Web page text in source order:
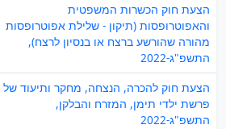
הצעת חוק הכשרות המשפטית
והאפוטרופסות (תיקון - שלילת אפוטרופסות
מהורה שהורשע ברצח או בנסיון לרצח),
התשפ"ג-2022
הצעת חוק להכרה, הנצחה, מחקר ותיעוד של
פרשת ילדי תימן, המזרח והבלקן,
התשפ"ג-2022